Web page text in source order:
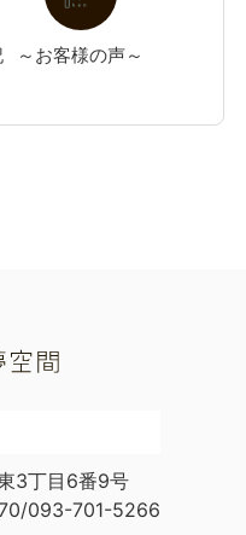
～お客様の声～
3丁目6番9号
093-701-5266